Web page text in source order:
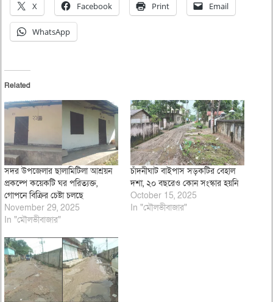
X Facebook Print Email
WhatsApp
Related
সদর উপজেলার ছালামিটিলা আশ্রয়ন
প্রকল্পে কয়েকটি ঘর পরিত্যক্ত,
গোপনে বিক্রির চেষ্টা চলছে
November 29, 2025
In "মৌলভীবাজার"
চাঁদনীঘাট বাইপাস সড়কটির বেহাল
দশা, ২০ বছরেও কোন সংস্কার হয়নি
October 15, 2025
In "মৌলভীবাজার"